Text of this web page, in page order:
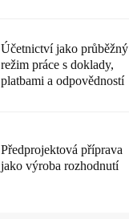
Účetnictví jako průběžný
režim práce s doklady,
platbami a odpovědností
Předprojektová příprava
jako výroba rozhodnutí